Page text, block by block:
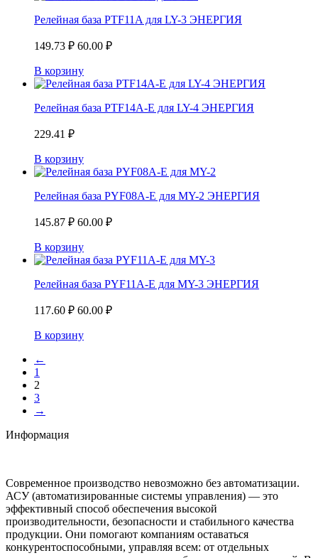
Релейная база PTF11A для LY-3 ЭНЕРГИЯ
149.73 ₽ 60.00 ₽
В корзину
Релейная база PTF14A-E для LY-4 ЭНЕРГИЯ
229.41 ₽
В корзину
Релейная база PYF08А-E для MY-2 ЭНЕРГИЯ
145.87 ₽ 60.00 ₽
В корзину
Релейная база PYF11A-E для MY-3 ЭНЕРГИЯ
117.60 ₽ 60.00 ₽
В корзину
←
1
2
3
→
Информация
Современное производство невозможно без автоматизации.
АСУ (автоматизированные системы управления) — это
эффективный способ обеспечения высокой
производительности, безопасности и стабильного качества
продукции. Они помогают компаниям оставаться
конкурентоспособными, управляя всем: от отдельных